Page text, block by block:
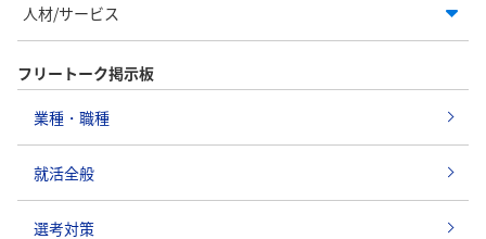
人材/サービス
フリートーク掲示板
業種・職種
就活全般
選考対策